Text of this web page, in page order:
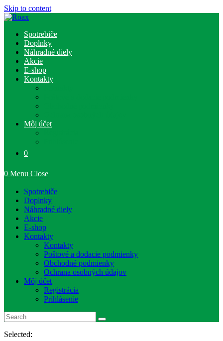
Skip to content
Spotrebiče
Doplnky
Náhradné diely
Akcie
E-shop
Kontakty
Môj účet
0
0 Menu Close
Spotrebiče
Doplnky
Náhradné diely
Akcie
E-shop
Kontakty
Kontakty
Poštové a dodacie podmienky
Obchodné podmienky
Ochrana osobných údajov
Môj účet
Registrácia
Prihlásenie
Selected: